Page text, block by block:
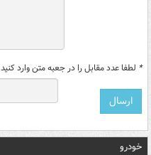
* لطفا عدد مقابل را در جعبه متن وارد کنید
خودرو